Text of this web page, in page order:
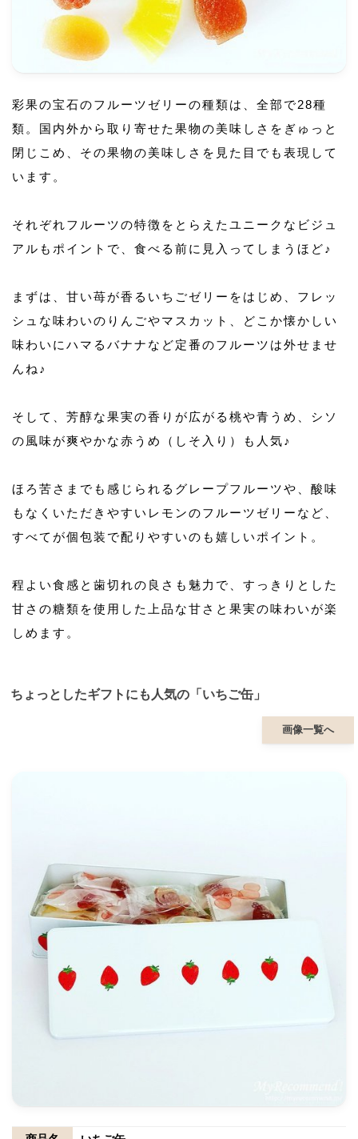
彩果の宝石のフルーツゼリーの種類は、全部で28種
類。国内外から取り寄せた果物の美味しさをぎゅっと
閉じこめ、その果物の美味しさを見た目でも表現して
います。
それぞれフルーツの特徴をとらえたユニークなビジュ
アルもポイントで、食べる前に見入ってしまうほど♪
まずは、甘い苺が香るいちごゼリーをはじめ、フレッ
シュな味わいのりんごやマスカット、どこか懐かしい
味わいにハマるバナナなど定番のフルーツは外せませ
んね♪
そして、芳醇な果実の香りが広がる桃や青うめ、シソ
の風味が爽やかな赤うめ（しそ入り）も人気♪
ほろ苦さまでも感じられるグレープフルーツや、酸味
もなくいただきやすいレモンのフルーツゼリーなど、
すべてが個包装で配りやすいのも嬉しいポイント。
程よい食感と歯切れの良さも魅力で、すっきりとした
甘さの糖類を使用した上品な甘さと果実の味わいが楽
しめます。
ちょっとしたギフトにも人気の「いちご缶」
画像一覧へ